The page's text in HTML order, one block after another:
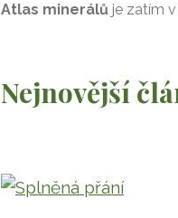
Atlas minerálů je zatím
Nejnovější